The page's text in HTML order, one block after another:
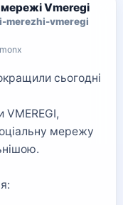
мережі Vmeregi
merezhi-vmeregi
сьогодні
мережу